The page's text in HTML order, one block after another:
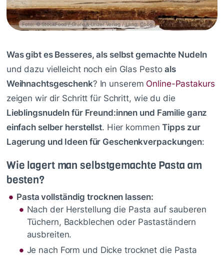
Foto: © StockFood / Gräfe & Unzer Verlag / Lang, Coco
Was gibt es Besseres, als selbst gemachte Nudeln
und dazu vielleicht noch ein Glas Pestoals
Weihnachtsgeschenk? In unserem Online-Pastakurs
zeigen wir dir Schritt für Schritt, wie du die
Lieblingsnudeln für Freund:innen und Familie ganz
einfach selber herstellst. Hier kommenTipps zur
Lagerung und Ideen für Geschenkverpackungen:
Wie lagert man selbstgemachte Pasta am
besten?
Pasta vollständig trocknen lassen:
Nach der Herstellung die Pasta auf sauberen
Tüchern, Backblechen oder Pastaständern
ausbreiten.
Je nach Form und Dicke trocknet die Pasta